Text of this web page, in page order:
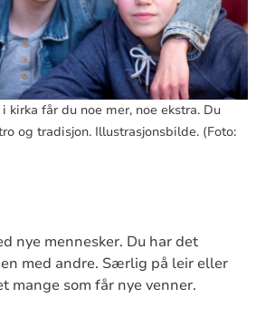
kirka får du noe mer, noe ekstra. Du
og tradisjon. Illustrasjonsbilde. (Foto:
nye mennesker. Du har det
med andre. Særlig på leir eller
mange som får nye venner.